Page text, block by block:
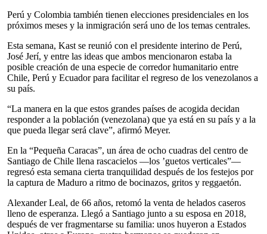
Perú y Colombia también tienen elecciones presidenciales en los
próximos meses y la inmigración será uno de los temas centrales.
Esta semana, Kast se reunió con el presidente interino de Perú,
José Jerí, y entre las ideas que ambos mencionaron estaba la
posible creación de una especie de corredor humanitario entre
Chile, Perú y Ecuador para facilitar el regreso de los venezolanos a
su país.
“La manera en la que estos grandes países de acogida decidan
responder a la población (venezolana) que ya está en su país y a la
que pueda llegar será clave”, afirmó Meyer.
En la “Pequeña Caracas”, un área de ocho cuadras del centro de
Santiago de Chile llena rascacielos —los ’guetos verticales”—
regresó esta semana cierta tranquilidad después de los festejos por
la captura de Maduro a ritmo de bocinazos, gritos y reggaetón.
Alexander Leal, de 66 años, retomó la venta de helados caseros
lleno de esperanza. Llegó a Santiago junto a su esposa en 2018,
después de ver fragmentarse su familia: unos huyeron a Estados